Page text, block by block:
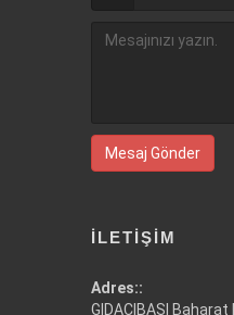
Mesaj Gönder
İLETIŞIM
Adres::
GIDACIBAŞI Baharat